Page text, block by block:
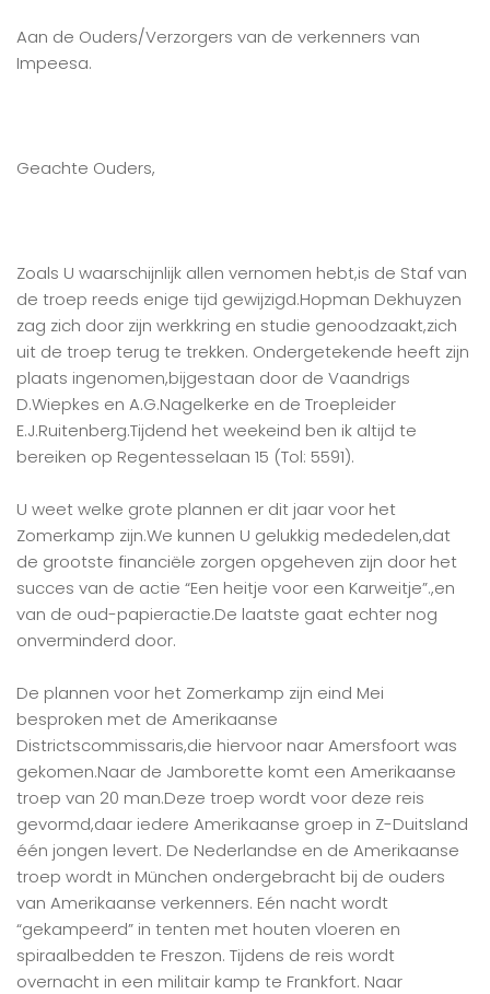
Aan de Ouders/Verzorgers van de verkenners van
Impeesa.
Geachte Ouders,
Zoals U waarschijnlijk allen vernomen hebt,is de Staf van
de troep reeds enige tijd gewijzigd.Hopman Dekhuyzen
zag zich door zijn werkkring en studie genoodzaakt,zich
uit de troep terug te trekken. Ondergetekende heeft zijn
plaats ingenomen,bijgestaan door de Vaandrigs
D.Wiepkes en A.G.Nagelkerke en de Troepleider
E.J.Ruitenberg.Tijdend het weekeind ben ik altijd te
bereiken op Regentesselaan 15 (Tol: 5591).
U weet welke grote plannen er dit jaar voor het
Zomerkamp zijn.We kunnen U gelukkig mededelen,dat
de grootste financiële zorgen opgeheven zijn door het
succes van de actie “Een heitje voor een Karweitje”.,en
van de oud-papieractie.De laatste gaat echter nog
onverminderd door.
De plannen voor het Zomerkamp zijn eind Mei
besproken met de Amerikaanse
Districtscommissaris,die hiervoor naar Amersfoort was
gekomen.Naar de Jamborette komt een Amerikaanse
troep van 20 man.Deze troep wordt voor deze reis
gevormd,daar iedere Amerikaanse groep in Z-Duitsland
één jongen levert. De Nederlandse en de Amerikaanse
troep wordt in München ondergebracht bij de ouders
van Amerikaanse verkenners. Eén nacht wordt
“gekampeerd” in tenten met houten vloeren en
spiraalbedden te Freszon. Tijdens de reis wordt
overnacht in een militair kamp te Frankfort. Naar